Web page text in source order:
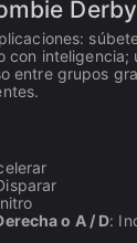
con
entre grupos
o A / D: